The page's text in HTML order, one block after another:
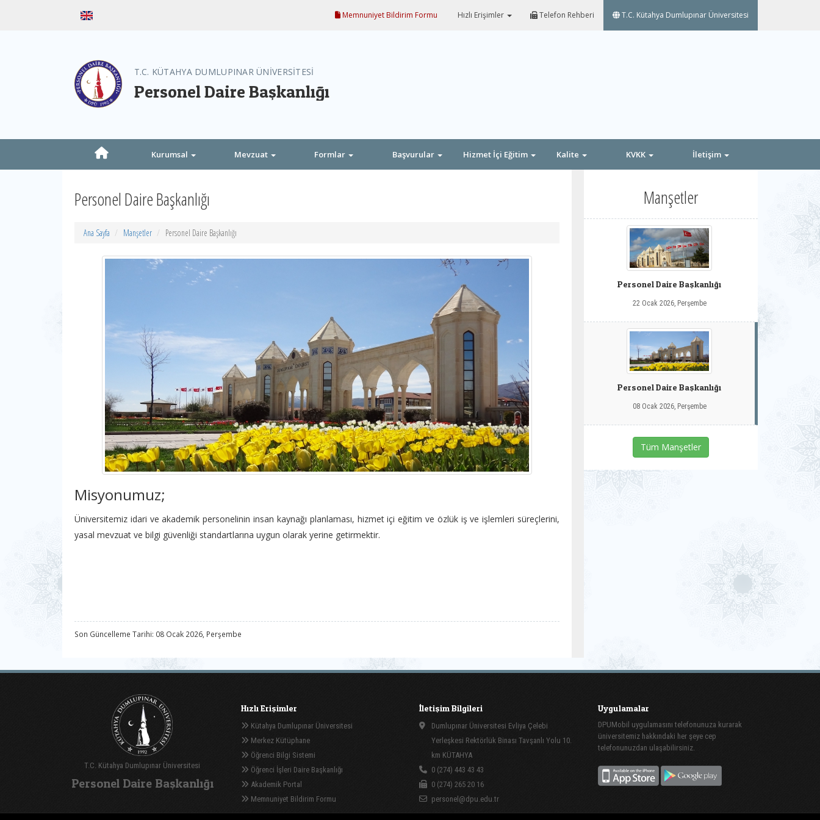
Memnuniyet Bildirim Formu Hızlı Erişimler Telefon Rehberi T.C. Kütahya Dumlupınar Üniversitesi
T.C. KÜTAHYA DUMLUPINAR ÜNİVERSİTESİ
Personel Daire Başkanlığı
Kurumsal Mevzuat Formlar Başvurular Hizmet İçi Eğitim Kalite KVKK İletişim
Personel Daire Başkanlığı
Ana Sayfa Manşetler Personel Daire Başkanlığı
Misyonumuz;
Üniversitemiz idari ve akademik personelinin insan kaynağı planlaması, hizmet içi eğitim ve özlük iş ve işlemleri süreçlerini,
yasal mevzuat ve bilgi güvenliği standartlarına uygun olarak yerine getirmektir.
Son Güncelleme Tarihi: 08 Ocak 2026, Perşembe
Manşetler
Personel Daire Başkanlığı
22 Ocak 2026, Perşembe
Personel Daire Başkanlığı
08 Ocak 2026, Perşembe
Tüm Manşetler
T.C. Kütahya Dumlupınar Üniversitesi
Personel Daire Başkanlığı
Hızlı Erişimler
Kütahya Dumlupınar Üniversitesi
Merkez Kütüphane
Öğrenci Bilgi Sistemi
Öğrenci İşleri Daire Başkanlığı
Akademik Portal
Memnuniyet Bildirim Formu
İletişim Bilgileri
Dumlupınar Üniversitesi Evliya Çelebi
Yerleşkesi Rektörlük Binası Tavşanlı Yolu 10.
km KÜTAHYA
0 (274) 443 43 43
0 (274) 265 20 16
personel@dpu.edu.tr
Uygulamalar
DPUMobil uygulamasını telefonunuza kurarak
üniversitemiz hakkındaki her şeye cep
telefonunuzdan ulaşabilirsiniz.